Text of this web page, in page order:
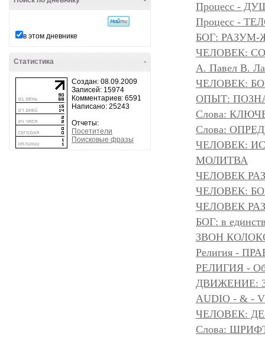
в этом дневнике
-
Статистика
Создан: 08.09.2009
Записей: 15974
Комментариев: 6591
Написано: 25243
Отчеты:
Посетители
Поисковые фразы
Процесс -
Процесс -
БОГ:
ЧЕЛОВЕК:
А. Павел В.
ЧЕЛОВЕК:
ОПЫТ:
Слова:
Слова:
ЧЕЛОВЕК:
МОЛИТВА
ЧЕЛОВЕК
ЧЕЛОВЕК:
ЧЕЛОВЕК
БОГ: в
ЗВОН
Религия -
РЕЛИГИЯ -
ДВИЖЕНИЕ:
AUDIO - & -
ЧЕЛОВЕК:
Слова: